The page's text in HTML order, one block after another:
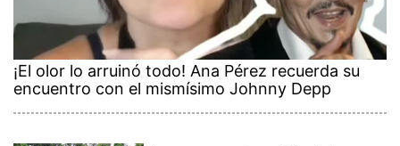
¡El olor lo arruinó todo! Ana Pérez recuerda su
encuentro con el mismísimo Johnny Depp